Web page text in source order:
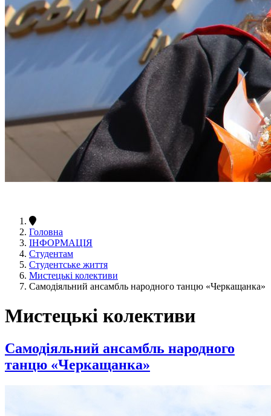
Головна
ІНФОРМАЦІЯ
Студентам
Студентське життя
Мистецькі колективи
Самодіяльний ансамбль народного танцю «Черкащанка»
Мистецькі колективи
Самодіяльний ансамбль народного
танцю «Черкащанка»